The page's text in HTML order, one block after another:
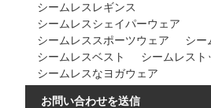
シームレスレギンス
シームレスシェイパーウェア
シームレススポーツウェア
シー
シームレスベスト
シームレスト
シームレスなヨガウェア
お問い合わせを送信